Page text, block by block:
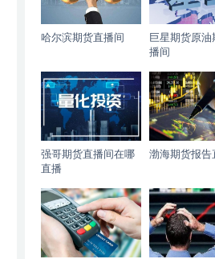
哈尔滨期货直播间
巨星期货原油
播间
强哥期货直播间在哪
直播
渤海期货报告